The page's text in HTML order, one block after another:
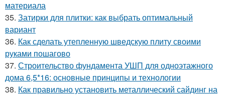
материала
35. Затирки для плитки: как выбрать оптимальный
вариант
36. Как сделать утепленную шведскую плиту своими
руками пошагово
37. Строительство фундамента УШП для одноэтажного
дома 6,5*16: основные принципы и технологии
38. Как правильно установить металлический сайдинг на